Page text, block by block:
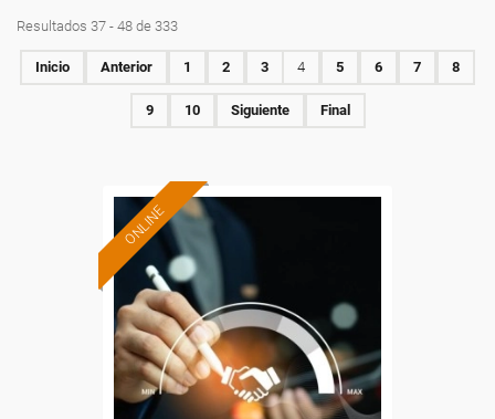
Resultados 37 - 48 de 333
Inicio Anterior 1 2 3 4 5 6 7 8
9 10 Siguiente Final
ONLINE
Formación 100%
subvencionada.
Para desempleados,
trabajadores y autónomos.
Sector
-Mediambiente.